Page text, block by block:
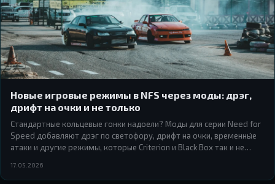
Новые игровые режимы в NFS через моды: дрэг,
дрифт на очки и не только
Стандартные кольцевые гонки надоели? Моды для серии Need for
Speed добавляют дрэг по светофору, дрифт на очки, временны́е
атаки и другие режимы, которые Criterion и Black Box так и не
17.05.2026